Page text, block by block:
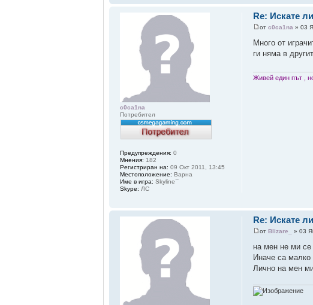
Re: Искате
отc0ca1na » 03
Много от
ги няма в
Живей един път ,
c0ca1na
Потребител
Предупреждения: 0
Мнения: 182
Регистриран на: 09 Окт 2011, 13:45
Местоположение: Варна
Име в игра: Skyline``
Skype: ЛС
Re: Искате
отBlizare_ » 03
на мен не ми се
Иначе са малко
Лично на мен